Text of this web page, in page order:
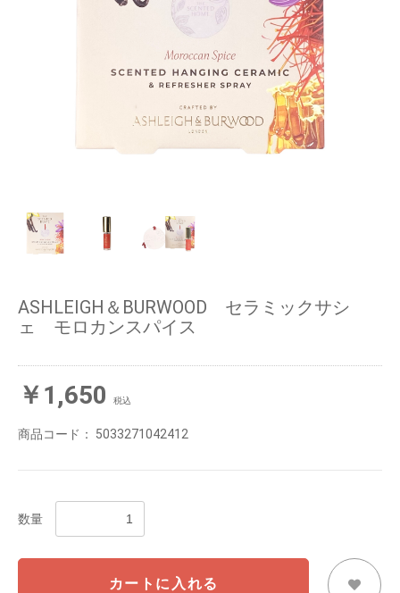
ASHLEIGH＆BURWOOD セラミックサシ
ェ モロカンスパイス
￥1,650 税込
商品コード： 5033271042412
数量
カートに入れる